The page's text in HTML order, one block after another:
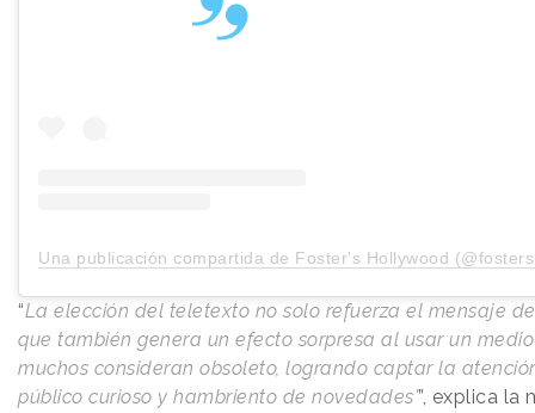
Una publicación compartida de Foster's Hollywood
“La elección del teletexto no solo refuerza el mensaje
que también genera un efecto sorpresa al usar un
muchos consideran obsoleto, logrando captar la
público curioso y hambriento de novedades'”, explica la